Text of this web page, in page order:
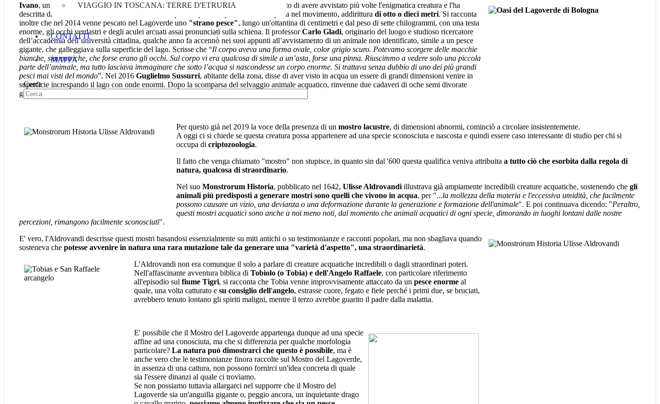
VIAGGIO IN TOSCANA: TERRE D'ETRURIA
CONTATTI
MAPPA
Cerca
Ivano, un settantenne di Castel Maggiore che da anni conosce questo lago, ha affermato di avere avvistato più volte l'enigmatica creatura e l'ha
descritta dal colore nero, con una testa strana, una piccola pinna sopra, lenta e tranquilla nel movimento, addirittura di otto o dieci metri. Si racconta
inoltre che nel 2014 venne pescato nel Lagoverde uno "strano pesce", lungo un'ottantina di centimetri e dal peso di sette chilogrammi, con una testa
enorme, gli occhi verdastri e degli aculei arcuati assai pronunciati sulla schiena. Il professorCarlo Gladi, originario del luogo e studioso ricercatore
dell’accademia dell’università cittadina, qualche anno fa accennò nei suoi appunti all’avvistamento di un animale non identificato, simile a un pesce
gigante, che galleggiava sulla superficie del lago. Scrisse che “Il corpo aveva una forma ovale, color grigio scuro. Potevamo scorgere delle macchie
bianche, simmetriche, che forse erano gli occhi. Sul corpo vi era qualcosa di simile a un’asta, forse una pinna. Riuscimmo a vedere solo una piccola
parte dell’animale, ma tutto lasciava immaginare che sotto l’acqua si nascondesse un corpo enorme. Si trattava senza dubbio di uno dei più grandi
pesci mai visti del mondo”. Nel 2016 Guglielmo Sussurri, abitante della zona, disse di aver visto in acqua un essere di grandi dimensioni venire in
superficie increspando il lago con onde enormi. Dopo la scomparsa del selvaggio animale acquatico, rinvenne due cadaveri di oche semi divorate
galleggianti sull'acqua.
Per questo già nel 2019 la voce della presenza di un mostro lacustre, di dimensioni abnormi, cominciò a circolare insistentemente.
A oggi ci si chiede se questa creatura possa appartenere ad una specie sconosciuta e nascosta e quindi essere caso interessante di studio per chi si
occupa di criptozoologia.
Il fatto che venga chiamato "mostro" non stupisce, in quanto sin dal '600 questa qualifica veniva attribuita a tutto ciò che esorbita dalla regola di
natura, qualcosa di straordinario.
Nel suo Monstrorum Historia, pubblicato nel 1642, Ulisse Aldrovandi illustrava già ampiamente incredibili creature acquatiche, sostenendo che gli
animali più predisposti a generare mostri sono quelli che vivono in acqua, per "...la mollezza della materia e l'eccessiva umidità, che facilmente
possono causare un vizio, una devianza o una deformazione durante la generazione e formazione dell'animale". E poi continuava dicendo: "Peraltro,
questi mostri acquatici sono anche a noi meno noti, dal momento che animali acquatici di ogni specie, dimorando in luoghi lontani dalle nostre
percezioni, rimangono facilmente sconosciuti".
E' vero, l'Aldrovandi descrisse questi mostri basandosi essenzialmente su miti antichi o su testimonianze e racconti popolari, ma non sbagliava quando
sosteneva che potesse avvenire in natura una rara mutazione tale da generare una "varietà d'aspetto", una straordinarietà.
L'Aldrovandi non era comunque il solo a parlare di creature acquatiche incredibili o dagli straordinari poteri.
Nell'affascinante avventura biblica di Tobiolo (o Tobia) e dell'Angelo Raffaele, con particolare riferimento
all'episodio sul fiume Tigri, si racconta che Tobia venne improvvisamente attaccato da un pesce enorme al
quale, una volta catturato e su consiglio dell'angelo, estrasse cuore, fegato e fiele perché i primi due, se bruciati,
avrebbero tenuto lontano gli spiriti maligni, mentre il terzo avrebbe guarito il padre dalla malattia.
E' possibile che il Mostro del Lagoverde appartenga dunque ad una specie
affine ad una conosciuta, ma che si differenzia per qualche morfologia
particolare? La natura può dimostrarci che questo è possibile, ma è
anche vero che le testimonianze finora raccolte sul Mostro del Lagoverde,
in assenza di una cattura, non possono fornirci un'idea concreta di quale
sia l'essere dinanzi al quale ci troviamo.
Se non possiamo tuttavia allargarci nel supporre che il Mostro del
Lagoverde sia un'anguilla gigante o, peggio ancora, un inquietante drago